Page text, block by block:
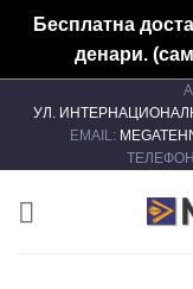
Бесплатна
денари.
УЛ.
EMAIL: